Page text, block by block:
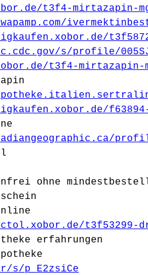
t3f4-mirtazapin-
s/profile/
t3f4-mirtazapin-
f63894-
ohne
t3f53299-
erfahrungen
p_E2zsiCe